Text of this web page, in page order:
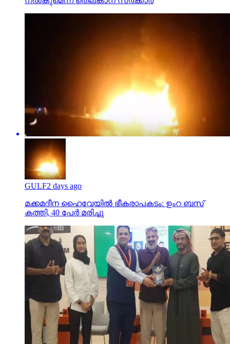
GULF2 days ago
മക്കമദീന ഹൈവേയില്‍ ഭീകരാപകടം: ഉംറ ബസ്
കത്തി, 40 പേര്‍ മരിച്ചു